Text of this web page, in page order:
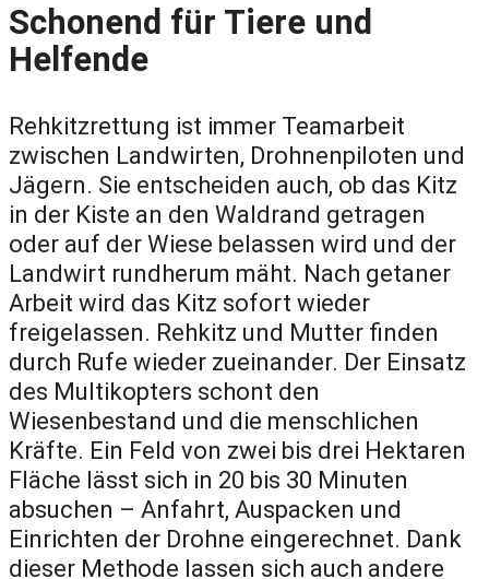
Schonend für Tiere und
Helfende
Rehkitzrettung ist immer Teamarbeit
zwischen Landwirten, Drohnenpiloten und
Jägern. Sie entscheiden auch, ob das Kitz
in der Kiste an den Waldrand getragen
oder auf der Wiese belassen wird und der
Landwirt rundherum mäht. Nach getaner
Arbeit wird das Kitz sofort wieder
freigelassen. Rehkitz und Mutter finden
durch Rufe wieder zueinander. Der Einsatz
des Multikopters schont den
Wiesenbestand und die menschlichen
Kräfte. Ein Feld von zwei bis drei Hektaren
Fläche lässt sich in 20 bis 30 Minuten
absuchen – Anfahrt, Auspacken und
Einrichten der Drohne eingerechnet. Dank
dieser Methode lassen sich auch andere